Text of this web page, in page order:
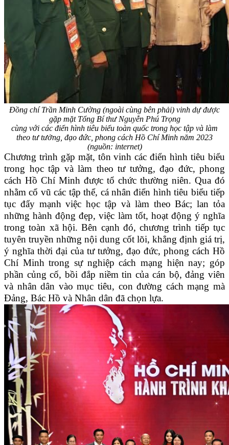
Đồng chí Trần Minh Cường (ngoài cùng bên phải) vinh dự được
gặp mặt Tổng Bí thưNguyễn Phú Trọng
cùng với các điển hình tiêu biểu toàn quốc trong học tập và làm
theo tư tưởng, đạo đức, phong cách Hồ Chí Minh năm 2023
(nguồn: internet)
Chương trình gặp mặt, tôn vinh các điển hình tiêu biểu
trong học tập và làm theo tư tưởng, đạo đức, phong
cách Hồ Chí Minh được tổ chức thường niên. Qua đó
nhằm cổ vũ các tập thể, cá nhân điển hình tiêu biểu tiếp
tục đẩy mạnh việc học tập và làm theo Bác; lan tỏa
những hành động đẹp, việc làm tốt, hoạt động ý nghĩa
trong toàn xã hội. Bên cạnh đó, chương trình tiếp tục
tuyên truyền những nội dung cốt lõi, khẳng định giá trị,
ý nghĩa thời đại của tư tưởng, đạo đức, phong cách Hồ
Chí Minh trong sự nghiệp cách mạng hiện nay; góp
phần củng cố, bồi đắp niềm tin của cán bộ, đảng viên
và nhân dân vào mục tiêu, con đường cách mạng mà
Đảng, Bác Hồ và Nhân dân đã chọn lựa.